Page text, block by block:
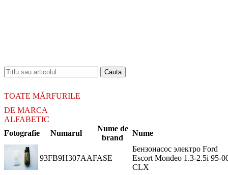
TOATE MĂRFURILE
DE MARCA
ALFABETIC
Fotografie
Numarul
Nume de
brand
Nume
93FB9H307AAFASE
Бензонасос электро Ford
Escort Mondeo 1.3-2.5i 95-
CLX